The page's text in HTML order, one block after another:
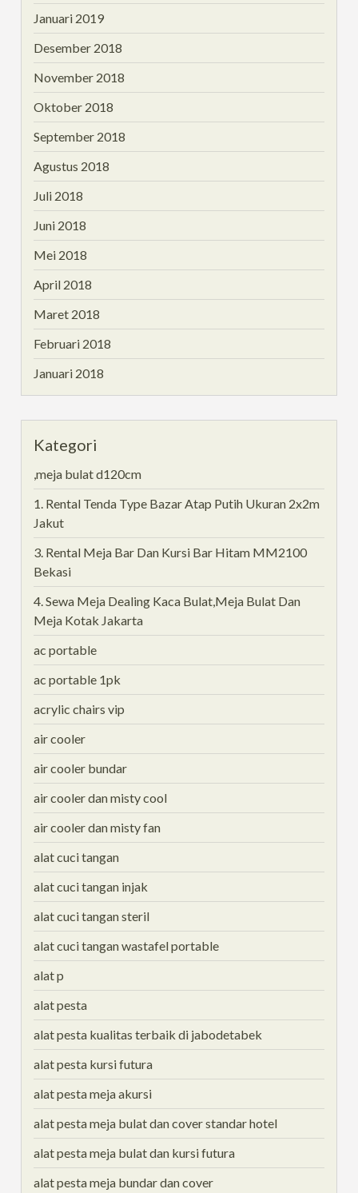
Januari 2019
Desember 2018
November 2018
Oktober 2018
September 2018
Agustus 2018
Juli 2018
Juni 2018
Mei 2018
April 2018
Maret 2018
Februari 2018
Januari 2018
Kategori
,meja bulat d120cm
1. Rental Tenda Type Bazar Atap Putih Ukuran 2x2m
Jakut
3. Rental Meja Bar Dan Kursi Bar Hitam MM2100
Bekasi
4. Sewa Meja Dealing Kaca Bulat,Meja Bulat Dan
Meja Kotak Jakarta
ac portable
ac portable 1pk
acrylic chairs vip
air cooler
air cooler bundar
air cooler dan misty cool
air cooler dan misty fan
alat cuci tangan
alat cuci tangan injak
alat cuci tangan steril
alat cuci tangan wastafel portable
alat p
alat pesta
alat pesta kualitas terbaik di jabodetabek
alat pesta kursi futura
alat pesta meja akursi
alat pesta meja bulat dan cover standar hotel
alat pesta meja bulat dan kursi futura
alat pesta meja bundar dan cover